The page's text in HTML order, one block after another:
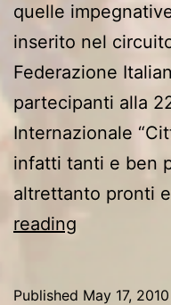
quelle
inserito nel
Federazione
partecipanti alla
Internazionale
infatti tanti e ben
altrettanto pronti
reading
Published May 17, 2010